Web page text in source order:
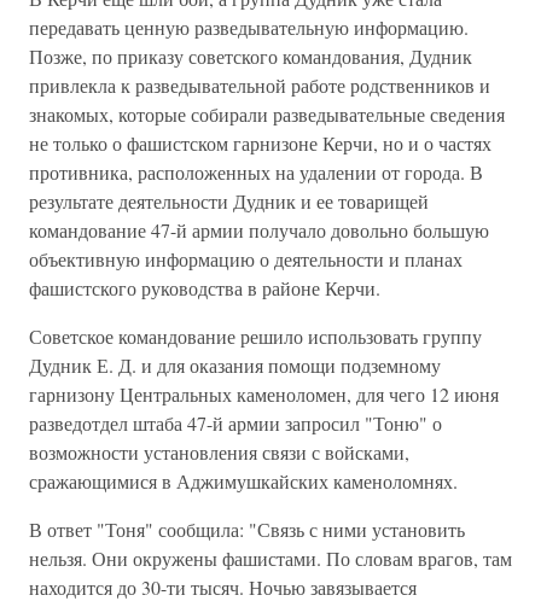
передавать ценную разведывательную информацию.
Позже, по приказу советского командования, Дудник
привлекла к разведывательной работе родственников и
знакомых, которые собирали разведывательные сведения
не только о фашистском гарнизоне Керчи, но и о частях
противника, расположенных на удалении от города. В
результате деятельности Дудник и ее товарищей
командование 47-й армии получало довольно большую
объективную информацию о деятельности и планах
фашистского руководства в районе Керчи.
Советское командование решило использовать группу
Дудник Е. Д. и для оказания помощи подземному
гарнизону Центральных каменоломен, для чего 12 июня
разведотдел штаба 47-й армии запросил "Тоню" о
возможности установления связи с войсками,
сражающимися в Аджимушкайских каменоломнях.
В ответ "Тоня" сообщила: "Связь с ними установить
нельзя. Они окружены фашистами. По словам врагов, там
находится до 30-ти тысяч. Ночью завязывается